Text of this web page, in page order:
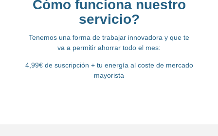
Cómo funciona nuestro
servicio?
Tenemos una forma de trabajar innovadora y que te
va a permitir ahorrar todo el mes:
4,99€ de suscripción + tu energía al coste de mercado
mayorista